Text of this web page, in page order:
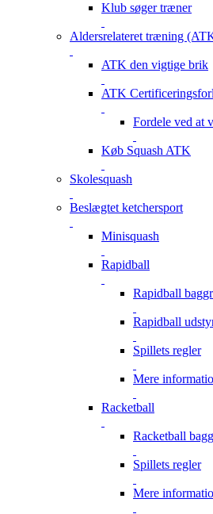
Klub søger træner
Aldersrelateret træning
ATK den vigtige brik
ATK
Fordele ved at
Køb Squash ATK
Skolesquash
Beslægtet ketchersport
Minisquash
Rapidball
Rapidball
Rapidball
Spillets regler
Mere
Racketball
Racketball
Spillets regler
Mere